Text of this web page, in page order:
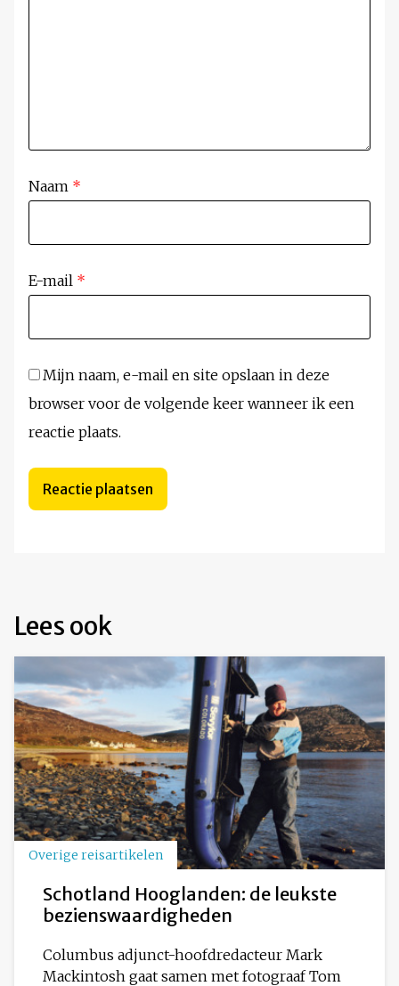
Naam *
E-mail *
Mijn naam, e-mail en site opslaan in deze
browser voor de volgende keer wanneer ik een
reactie plaats.
Lees ook
Overige reisartikelen
Schotland Hooglanden: de leukste
bezienswaardigheden
Columbus adjunct-hoofdredacteur Mark
Mackintosh gaat samen met fotograaf Tom